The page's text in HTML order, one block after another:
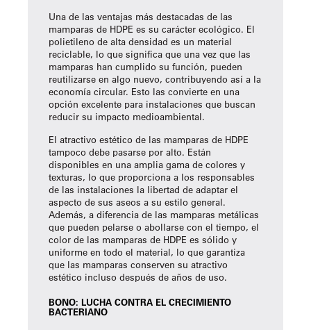
Una de las ventajas más destacadas de las
mamparas de HDPE es su carácter ecológico. El
polietileno de alta densidad es un material
reciclable, lo que significa que una vez que las
mamparas han cumplido su función, pueden
reutilizarse en algo nuevo, contribuyendo así a la
economía circular. Esto las convierte en una
opción excelente para instalaciones que buscan
reducir su impacto medioambiental.
El atractivo estético de las mamparas de HDPE
tampoco debe pasarse por alto. Están
disponibles en una amplia gama de colores y
texturas, lo que proporciona a los responsables
de las instalaciones la libertad de adaptar el
aspecto de sus aseos a su estilo general.
Además, a diferencia de las mamparas metálicas
que pueden pelarse o abollarse con el tiempo, el
color de las mamparas de HDPE es sólido y
uniforme en todo el material, lo que garantiza
que las mamparas conserven su atractivo
estético incluso después de años de uso.
BONO: LUCHA CONTRA EL CRECIMIENTO
BACTERIANO